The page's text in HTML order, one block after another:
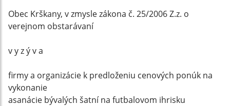
Obec Krškany, v zmysle zákona č. 25/2006 Z.z. o
verejnom obstarávaní
v y z ý v a
firmy a organizácie k predloženiu cenových ponúk na
vykonanie
asanácie bývalých šatní na futbalovom ihrisku